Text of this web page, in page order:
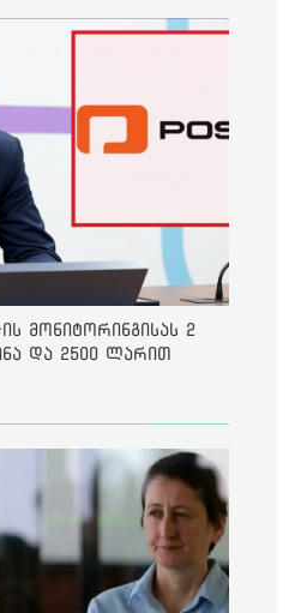
ის მონიტორინგისას 2
და 2500 ლარით